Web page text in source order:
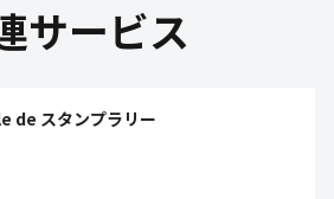
サービス
de スタンプラリー